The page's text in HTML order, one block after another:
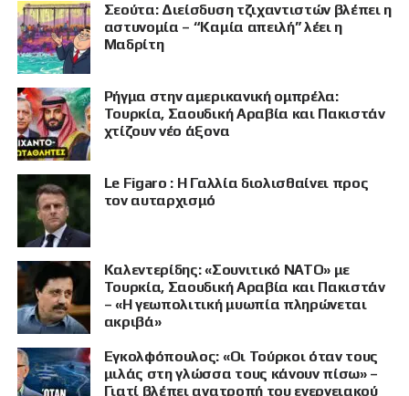
ΠΡΟΒΟΛΗ
Σεούτα: Διείσδυση τζιχαντιστών βλέπει η
αστυνομία – “Καμία απειλή” λέει η
Μαδρίτη
Ρήγμα στην αμερικανική ομπρέλα:
Τουρκία, Σαουδική Αραβία και Πακιστάν
χτίζουν νέο άξονα
Le Figaro : Η Γαλλία διολισθαίνει προς
τον αυταρχισμό
Καλεντερίδης: «Σουνιτικό ΝΑΤΟ» με
Τουρκία, Σαουδική Αραβία και Πακιστάν
– «Η γεωπολιτική μυωπία πληρώνεται
ακριβά»
Εγκολφόπουλος: «Οι Τούρκοι όταν τους
μιλάς στη γλώσσα τους κάνουν πίσω» –
Γιατί βλέπει ανατροπή του ενεργειακού